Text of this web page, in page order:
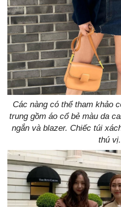
Các nàng có thể tham khảo
trung gồm áo cổ bẻ màu da
ngắn và blazer. Chiếc túi
thú vị.